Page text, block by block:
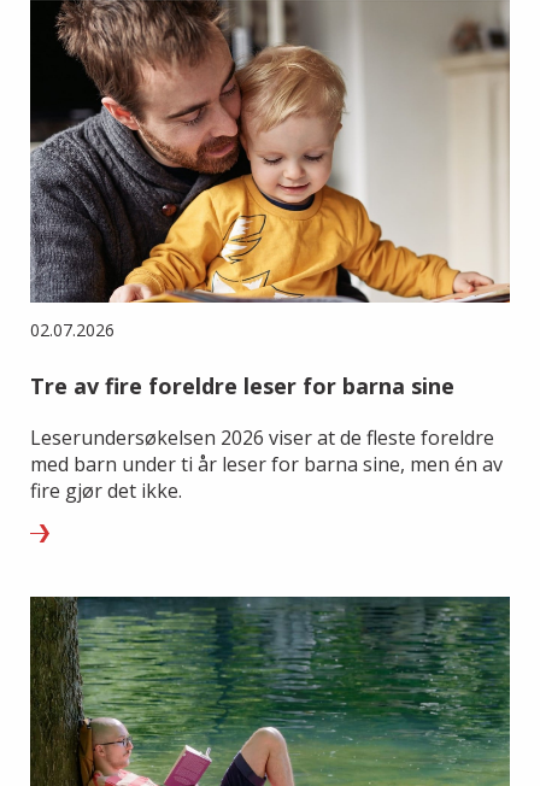
02.07.2026
Tre av fire foreldre leser for barna sine
Leserundersøkelsen 2026 viser at de fleste foreldre
med barn under ti år leser for barna sine, men én av
fire gjør det ikke.